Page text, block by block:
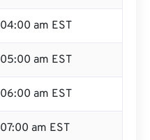
04:00 am EST
05:00 am EST
06:00 am EST
07:00 am EST